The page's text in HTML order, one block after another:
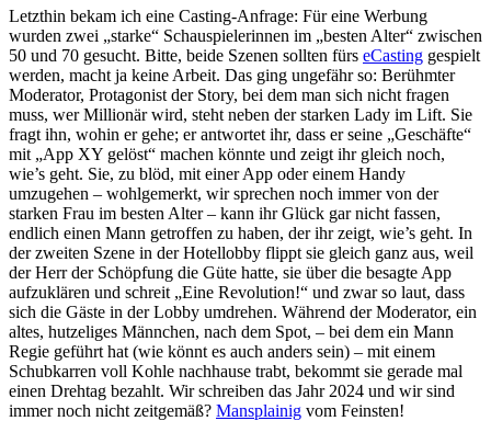
Letzthin bekam ich eine Casting-Anfrage: Für eine Werbung
wurden zwei „starke“ Schauspielerinnen im „besten Alter“ zwischen
50 und 70 gesucht. Bitte, beide Szenen sollten fürs eCasting gespielt
werden, macht ja keine Arbeit. Das ging ungefähr so: Berühmter
Moderator, Protagonist der Story, bei dem man sich nicht fragen
muss, wer Millionär wird, steht neben der starken Lady im Lift. Sie
fragt ihn, wohin er gehe; er antwortet ihr, dass er seine „Geschäfte“
mit „App XY gelöst“ machen könnte und zeigt ihr gleich noch,
wie’s geht. Sie, zu blöd, mit einer App oder einem Handy
umzugehen – wohlgemerkt, wir sprechen noch immer von der
starken Frau im besten Alter – kann ihr Glück gar nicht fassen,
endlich einen Mann getroffen zu haben, der ihr zeigt, wie’s geht. In
der zweiten Szene in der Hotellobby flippt sie gleich ganz aus, weil
der Herr der Schöpfung die Güte hatte, sie über die besagte App
aufzuklären und schreit „Eine Revolution!“ und zwar so laut, dass
sich die Gäste in der Lobby umdrehen. Während der Moderator, ein
altes, hutzeliges Männchen, nach dem Spot, – bei dem ein Mann
Regie geführt hat (wie könnt es auch anders sein) – mit einem
Schubkarren voll Kohle nachhause trabt, bekommt sie gerade mal
einen Drehtag bezahlt. Wir schreiben das Jahr 2024 und wir sind
immer noch nicht zeitgemäß? Mansplainig vom Feinsten!